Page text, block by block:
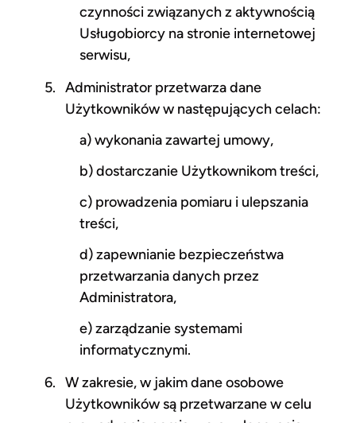
czynności związanych z aktywnością
Usługobiorcy na stronie internetowej
serwisu,
Administrator przetwarza dane
Użytkowników w następujących celach:
a) wykonania zawartej umowy,
b) dostarczanie Użytkownikom treści,
c) prowadzenia pomiaru i ulepszania
treści,
d) zapewnianie bezpieczeństwa
przetwarzania danych przez
Administratora,
e) zarządzanie systemami
informatycznymi.
W zakresie, w jakim dane osobowe
Użytkowników są przetwarzane w celu